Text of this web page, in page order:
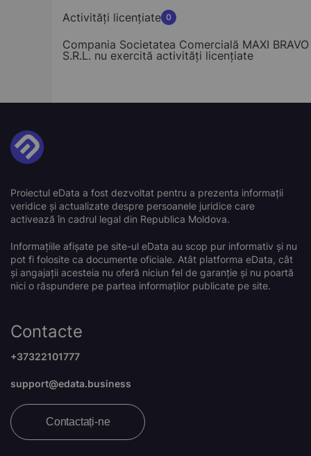
Activități licențiate 0
Compania Societatea Comercială MAXI BRAVO
S.R.L. nu exercită activități licențiate
Proiectul eData a fost dezvoltat pentru a prezenta informații
veridice și actualizate despre persoanele juridice care
activează în cadrul legal din Republica Moldova.
Informațiile afișate pe site-ul eData au scop pur informativ și nu
pot fi folosite ca documente oficiale. Atât platforma eData, cât
și angajații acesteia nu oferă niciun fel de garanție și nu poartă
nici o răspundere pe partea informaților publicate pe site.
Contacte
+37322101777
support@edata.business
Contactați-ne